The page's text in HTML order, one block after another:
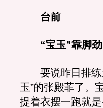
台前
“宝玉”靠脚劲
要说昨日排练
玉”的张殿菲了。
提着衣摆一跑就